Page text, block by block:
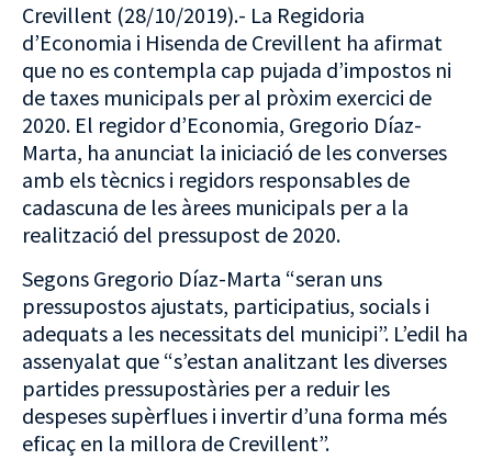
Crevillent (28/10/2019).- La Regidoria
d’Economia i Hisenda de Crevillent ha afirmat
que no es contempla cap pujada d’impostos ni
de taxes municipals per al pròxim exercici de
2020. El regidor d’Economia, Gregorio Díaz-
Marta, ha anunciat la iniciació de les converses
amb els tècnics i regidors responsables de
cadascuna de les àrees municipals per a la
realització del pressupost de 2020.
Segons Gregorio Díaz-Marta “seran uns
pressupostos ajustats, participatius, socials i
adequats a les necessitats del municipi”. L’edil ha
assenyalat que “s’estan analitzant les diverses
partides pressupostàries per a reduir les
despeses supèrflues i invertir d’una forma més
eficaç en la millora de Crevillent”.